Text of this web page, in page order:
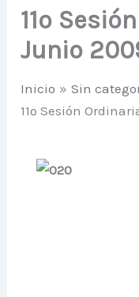
11º
Junio
Inicio
Sin
11º Sesión